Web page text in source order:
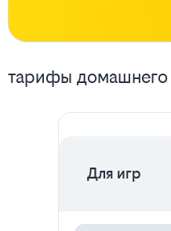
тарифы домашнего
Для игр
Все
тарифы